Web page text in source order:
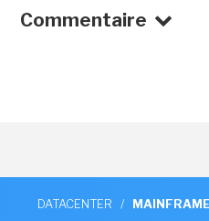
Commentaire
DATACENTER /